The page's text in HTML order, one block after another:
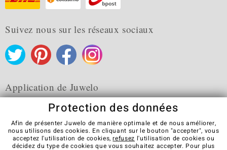
Suivez nous sur les réseaux sociaux
Application de Juwelo
CGV Protection des données
Cookies
Protection des données
Afin de présenter Juwelo de manière optimale et de nous améliorer,
nous utilisons des cookies. En cliquant sur le bouton "accepter", vous
acceptez l'utilisation de cookies,refusez l'utilisation de cookies ou
décidez du type de cookies que vous souhaitez accepter. Pour plus